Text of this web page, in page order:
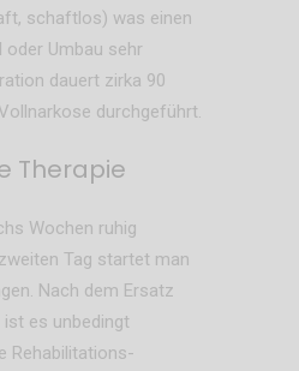
schaftlos) was einen
oder Umbau sehr
dauert zirka 90
durchgeführt.
Therapie
Wochen ruhig
Tag startet man
Nach dem Ersatz
es unbedingt
Rehabilitations-